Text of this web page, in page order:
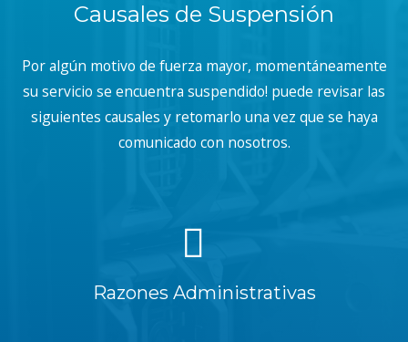
Causales de Suspensión
Por algún motivo de fuerza mayor, momentáneamente
su servicio se encuentra suspendido! puede revisar las
siguientes causales y retomarlo una vez que se haya
comunicado con nosotros.
Razones Administrativas